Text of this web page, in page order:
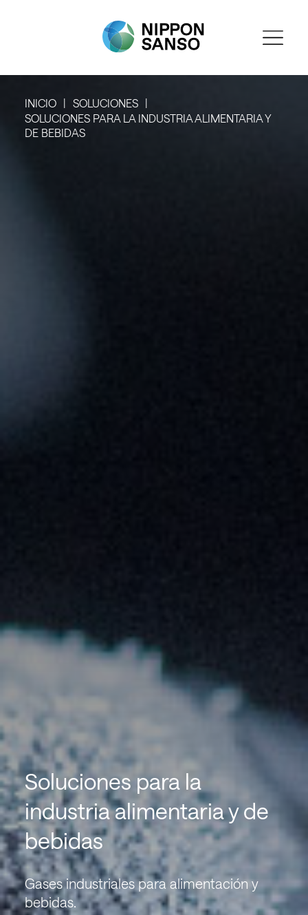
INICIO
SOLUCIONES
SOLUCIONES PARA LA INDUSTRIA ALIMENTARIA Y
DE BEBIDAS
Soluciones para la
industria alimentaria y de
bebidas
Gases industriales para alimentación y
bebidas.